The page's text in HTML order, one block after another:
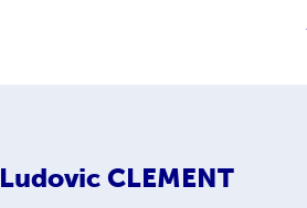
Ludovic CLEMENT